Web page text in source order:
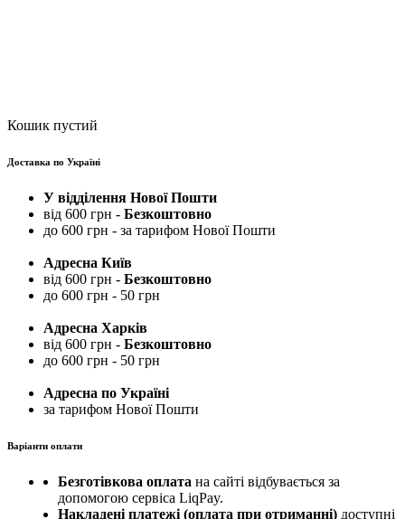
Кошик пустий
Доставка по Україні
У відділення Нової Пошти
від 600 грн - Безкоштовно
до 600 грн - за тарифом Нової Пошти
Адресна Київ
від 600 грн - Безкоштовно
до 600 грн - 50 грн
Адресна Харків
від 600 грн - Безкоштовно
до 600 грн - 50 грн
Адресна по Україні
за тарифом Нової Пошти
Варіанти оплати
Безготівкова оплата на сайті відбувається за
допомогою сервіса LiqPay.
Накладені платежі (оплата при отриманні) доступні